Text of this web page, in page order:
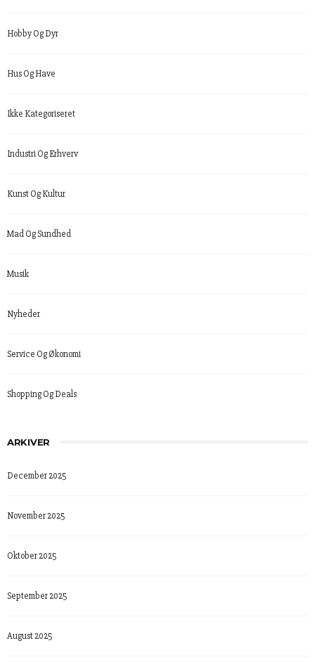
Hobby Og Dyr
Hus Og Have
Ikke Kategoriseret
Industri Og Erhverv
Kunst Og Kultur
Mad Og Sundhed
Musik
Nyheder
Service Og Økonomi
Shopping Og Deals
ARKIVER
December 2025
November 2025
Oktober 2025
September 2025
August 2025